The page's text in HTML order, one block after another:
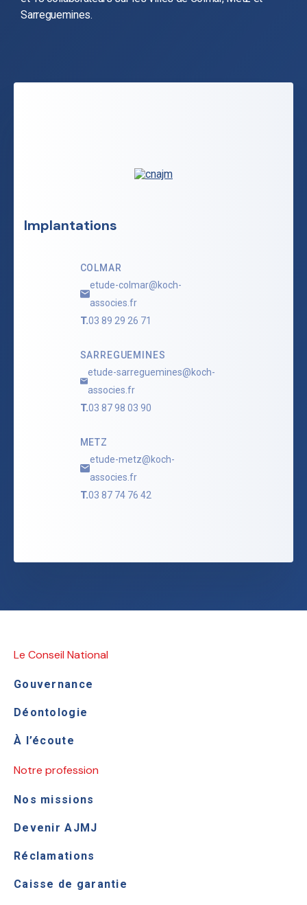
Sarreguemines.
Implantations
COLMAR
etude-colmar@koch-
associes.fr
T.03 89 29 26 71
SARREGUEMINES
etude-sarreguemines@koch-
associes.fr
T.03 87 98 03 90
METZ
etude-metz@koch-
associes.fr
T.03 87 74 76 42
Le Conseil National
Gouvernance
Déontologie
À l’écoute
Notre profession
Nos missions
Devenir AJMJ
Réclamations
Caisse de garantie